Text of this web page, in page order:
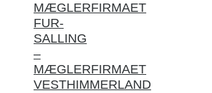
MÆGLERFIRMAET
FUR-
SALLING
–
MÆGLERFIRMAET
VESTHIMMERLAND